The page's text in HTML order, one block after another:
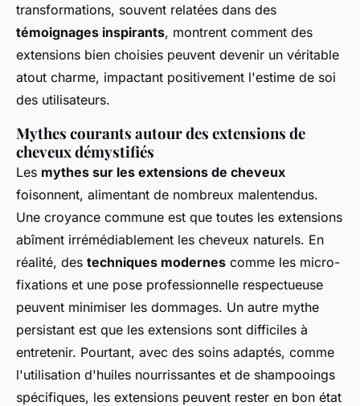
transformations, souvent relatées dans des
témoignages inspirants, montrent comment des
extensions bien choisies peuvent devenir un véritable
atout charme, impactant positivement l'estime de soi
des utilisateurs.
Mythes courants autour des extensions de
cheveux démystifiés
Les mythes sur les extensions de cheveux
foisonnent, alimentant de nombreux malentendus.
Une croyance commune est que toutes les extensions
abîment irrémédiablement les cheveux naturels. En
réalité, des techniques modernes comme les micro-
fixations et une pose professionnelle respectueuse
peuvent minimiser les dommages. Un autre mythe
persistant est que les extensions sont difficiles à
entretenir. Pourtant, avec des soins adaptés, comme
l'utilisation d'huiles nourrissantes et de shampooings
spécifiques, les extensions peuvent rester en bon état